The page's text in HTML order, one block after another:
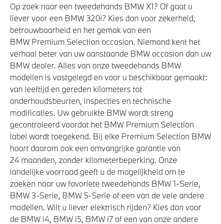
Elektronisch Stabiliteits Programma
Park Distance Control (PDC) voor en achter
Passagiersairbag
Akoestische voetgangersbescherming
Op zoek naar een tweedehands BMW X1? Of gaat u
liever voor een BMW 320i? Kies dan voor zekerheid,
betrouwbaarheid en het gemak van een
BMW Premium Selection occasion. Niemand kent het
verhaal beter van uw aanstaande BMW occasion dan uw
BMW dealer. Alles van onze tweedehands BMW
modellen is vastgelegd en voor u beschikbaar gemaakt:
van leeftijd en gereden kilometers tot
onderhoudsbeurten, inspecties en technische
modificaties. Uw gebruikte BMW wordt streng
gecontroleerd voordat het BMW Premium Selection
label wordt toegekend. Bij elke Premium Selection BMW
hoort daarom ook een omvangrijke garantie van
24 maanden, zonder kilometerbeperking. Onze
landelijke voorraad geeft u de mogelijkheid om te
zoeken naar uw favoriete tweedehands BMW 1-Serie,
BMW 3-Serie, BMW 5-Serie of een van de vele andere
modellen. Wilt u liever elektrisch rijden? Kies dan voor
de BMW i4, BMW i5, BMW i7 of een van onze andere